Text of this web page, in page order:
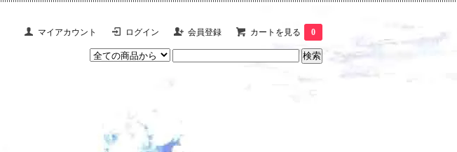
マイアカウント ログイン 会員登録 カートを見る 0